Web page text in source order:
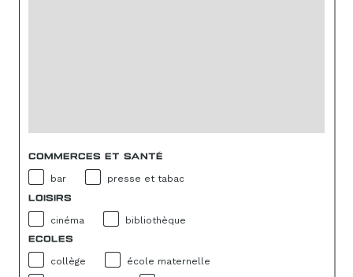
COMMERCES ET SANTÉ
bar presse et tabac
LOISIRS
cinéma bibliothèque
ECOLES
collège école maternelle